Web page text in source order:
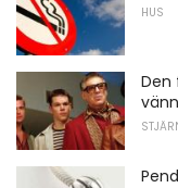
HUS
Den